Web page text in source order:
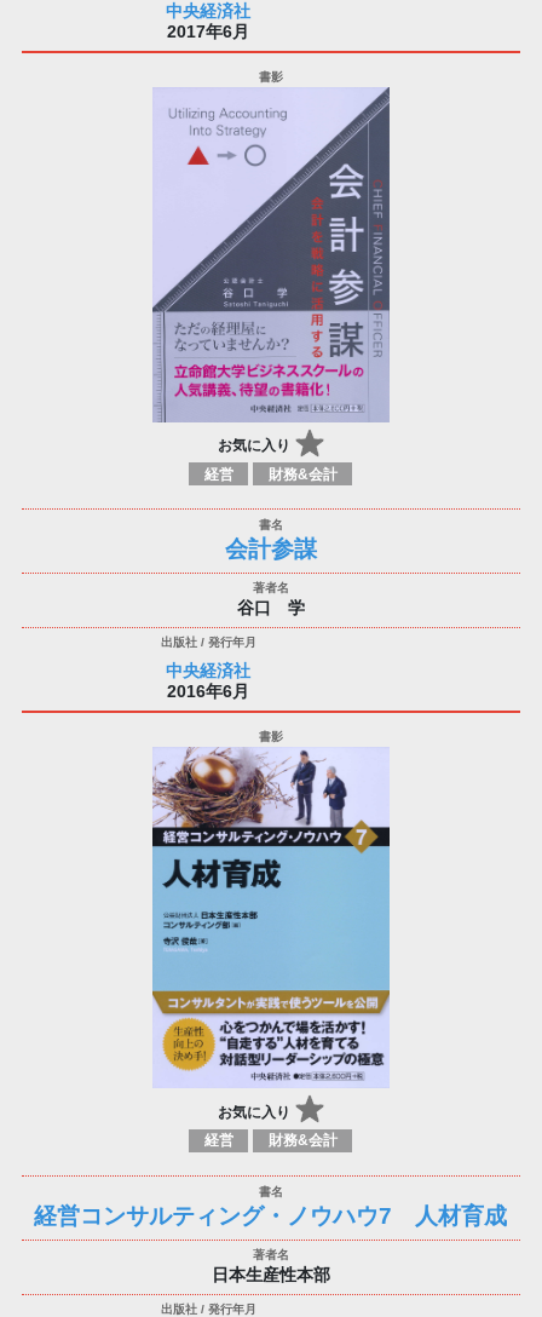
中央経済社
2017年6月
お気に入り
経営 財務&会計
会計参謀
谷口 学
中央経済社
2016年6月
お気に入り
経営 財務&会計
経営コンサルティング・ノウハウ7 人材育成
日本生産性本部